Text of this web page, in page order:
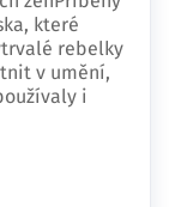
které
rebelky
v umění,
i